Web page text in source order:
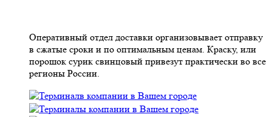
Оперативный отдел доставки организовывает отправку
в сжатые сроки и по оптимальным ценам. Краску, или
порошок сурик свинцовый привезут практически во все
регионы России.